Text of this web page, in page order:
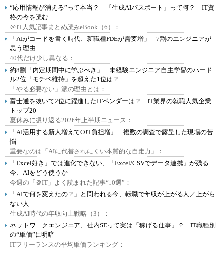
“応用情報が消える”って本当？ 「生成AIパスポート」って何？ IT資
格の今を読む
＠IT人気記事まとめ読みeBook（6）：
「AIがコードを書く時代、新職種FDEが需要増」 7割のエンジニアが
思う理由
40代だけ少し異なる：
約8割「内定期間中に学ぶべき」 未経験エンジニア自主学習のハード
ル2位「モチベ維持」を超えた1位は？
「やる必要ない」派の理由とは：
富士通を抜いて2位に躍進したITベンダーは？ IT業界の就職人気企業
トップ20
夏休みに振り返る2026年上半期ニュース：
「AI活用する新人増えてOJT負担増」 複数の調査で露呈した現場の苦
悩
重要なのは「AIに代替されにくい本質的な自走力」：
「Excel好き」では進化できない、「Excel/CSVでデータ連携」が残る
今、AIをどう使うか
今週の「＠IT」よく読まれた記事“10選”：
「AIで何を変えたの？」と問われる今、転職で年収が上がる人／上がら
ない人
生成AI時代の年収向上戦略（3）：
ネットワークエンジニア、社内SEって実は「稼げる仕事」？ IT職種別
の“単価”に明暗
ITフリーランスの平均単価ランキング：